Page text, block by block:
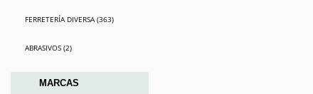
FERRETERÍA DIVERSA (363)
ABRASIVOS (2)
MARCAS